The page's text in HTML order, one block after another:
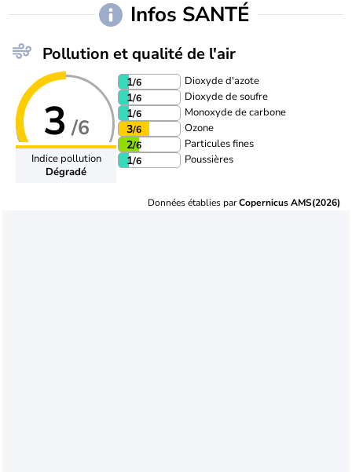
Infos SANTÉ
Pollution et qualité de l'air
3 /6
Indice pollution
Dégradé
1/6 Dioxyde d'azote
1/6 Dioxyde de soufre
1/6 Monoxyde de carbone
3/6 Ozone
2/6 Particules fines
1/6 Poussières
Données établies parCopernicus AMS(2026)